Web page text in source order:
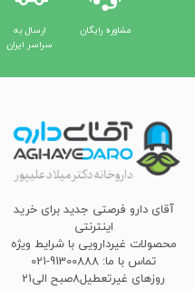
مشاوره رایگان
ارسال به
سراسر ایران
آقای دارو فرصتی جدید برای خرید
اینترنتی
محصولات غیردارویی با شرایط ویژه
تماس با ما: 91300888-021
روزهای غیرتعطیل8صبح الی21